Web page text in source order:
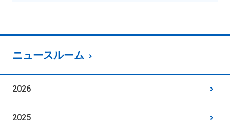
ニュースルーム
2026
2025